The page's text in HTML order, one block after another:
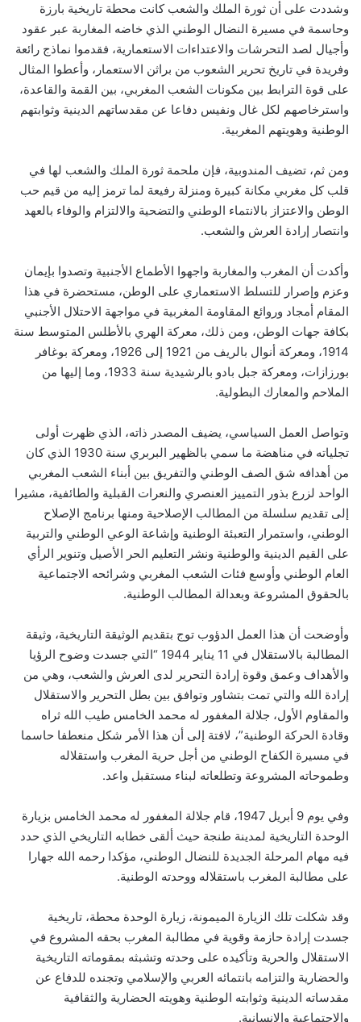
وشددت على أن ثورة الملك والشعب كانت محطة تاريخية بارزة
وحاسمة في مسيرة النضال الوطني الذي خاضه المغاربة عبر عقود
وأجيال لصد التحرشات والاعتداءات الاستعمارية، فقدموا نماذج رائعة
وفريدة في تاريخ تحرير الشعوب من براثن الاستعمار، وأعطوا المثال
على قوة الترابط بين مكونات الشعب المغربي، بين القمة والقاعدة،
واسترخاصهم لكل غال ونفيس دفاعا عن مقدساتهم الدينية وثوابتهم
الوطنية وهويتهم المغربية.
ومن ثم، تضيف المندوبية، فإن ملحمة ثورة الملك والشعب لها في
قلب كل مغربي مكانة كبيرة ومنزلة رفيعة لما ترمز إليه من قيم حب
الوطن والاعتزاز بالانتماء الوطني والتضحية والالتزام والوفاء بالعهد
وانتصار إرادة العرش والشعب.
وأكدت أن المغرب والمغاربة واجهوا الأطماع الأجنبية وتصدوا بإيمان
وعزم وإصرار للتسلط الاستعماري على الوطن، مستحضرة في هذا
المقام أمجاد وروائع المقاومة المغربية في مواجهة الاحتلال الأجنبي
بكافة جهات الوطن، ومن ذلك، معركة الهري بالأطلس المتوسط سنة
1914، ومعركة أنوال بالريف من 1921 إلى 1926، ومعركة بوغافر
بورزازات، ومعركة جبل بادو بالرشيدية سنة 1933، وما إليها من
الملاحم والمعارك البطولية.
وتواصل العمل السياسي، يضيف المصدر ذاته، الذي ظهرت أولى
تجلياته في مناهضة ما سمي بالظهير البربري سنة 1930 الذي كان
من أهدافه شق الصف الوطني والتفريق بين أبناء الشعب المغربي
الواحد لزرع بذور التمييز العنصري والنعرات القبلية والطائفية، مشيرا
إلى تقديم سلسلة من المطالب الإصلاحية ومنها برنامج الإصلاح
الوطني، واستمرار التعبئة الوطنية وإشاعة الوعي الوطني والتربية
على القيم الدينية والوطنية ونشر التعليم الحر الأصيل وتنوير الرأي
العام الوطني وأوسع فئات الشعب المغربي وشرائحه الاجتماعية
بالحقوق المشروعة وبعدالة المطالب الوطنية.
وأوضحت أن هذا العمل الدؤوب توج بتقديم الوثيقة التاريخية، وثيقة
المطالبة بالاستقلال في 11 يناير 1944 “التي جسدت وضوح الرؤيا
والأهداف وعمق وقوة إرادة التحرير لدى العرش والشعب، وهي من
إرادة الله والتي تمت بتشاور وتوافق بين بطل التحرير والاستقلال
والمقاوم الأول، جلالة المغفور له محمد الخامس طيب الله ثراه
وقادة الحركة الوطنية”، لافتة إلى أن هذا الأمر شكل منعطفا حاسما
في مسيرة الكفاح الوطني من أجل حرية المغرب واستقلاله
وطموحاته المشروعة وتطلعاته لبناء مستقبل واعد.
وفي يوم 9 أبريل 1947، قام جلالة المغفور له محمد الخامس بزيارة
الوحدة التاريخية لمدينة طنجة حيث ألقى خطابه التاريخي الذي حدد
فيه مهام المرحلة الجديدة للنضال الوطني، مؤكدا رحمه الله جهارا
على مطالبة المغرب باستقلاله ووحدته الوطنية.
وقد شكلت تلك الزيارة الميمونة، زيارة الوحدة محطة، تاريخية
جسدت إرادة حازمة وقوية في مطالبة المغرب بحقه المشروع في
الاستقلال والحرية وتأكيده على وحدته وتشبثه بمقوماته التاريخية
والحضارية والتزامه بانتمائه العربي والإسلامي وتجنده للدفاع عن
مقدساته الدينية وثوابته الوطنية وهويته الحضارية والثقافية
والاجتماعية والانسانية.